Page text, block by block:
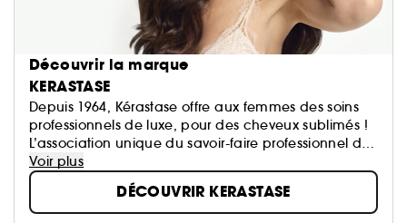
Découvrir la marque
KERASTASE
Depuis 1964, Kérastase offre aux femmes des soins
professionnels de luxe, pour des cheveux sublimés !
L’association unique du savoir-faire professionnel du
coiffeur et le meilleur de la Recherche Avancée
L'Oréal.
Voir plus
DÉCOUVRIR KERASTASE